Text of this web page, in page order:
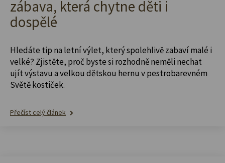
zábava, která chytne děti i
dospělé
Hledáte tip na letní výlet, který spolehlivě zabaví malé i
velké? Zjistěte, proč byste si rozhodně neměli nechat
ujít výstavu a velkou dětskou hernu v pestrobarevném
Světě kostiček.
Přečíst celý článek